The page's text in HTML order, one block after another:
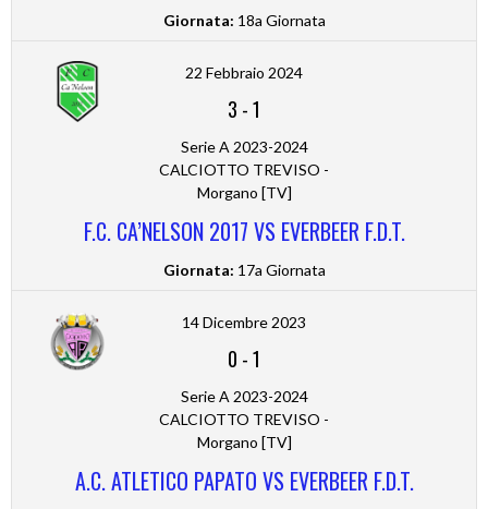
Giornata: 18a Giornata
22 Febbraio 2024
3 -1
Serie A 2023-2024
CALCIOTTO TREVISO -
Morgano [TV]
F.C. CA’NELSON 2017 VS EVERBEER F.D.T.
Giornata: 17a Giornata
14 Dicembre 2023
0 -1
Serie A 2023-2024
CALCIOTTO TREVISO -
Morgano [TV]
A.C. ATLETICO PAPATO VS EVERBEER F.D.T.